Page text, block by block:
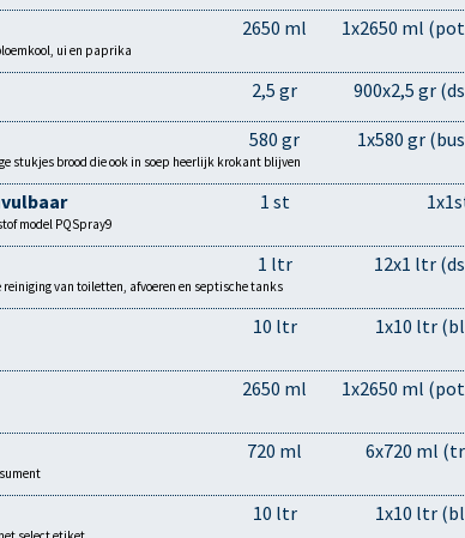
2650 ml 1x2650 ml
ui en paprika
2,5 gr 900x2,5 gr
580 gr 1x580 gr
stukjes brood die ook in soep heerlijk krokant blijven
1 st
model PQSpray9
1 ltr 12x1 ltr
reiniging van toiletten, afvoeren en septische tanks
10 ltr 1x10 ltr
2650 ml 1x2650 ml
720 ml 6x720 ml
10 ltr 1x10 ltr